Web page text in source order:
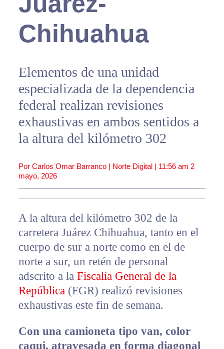
Chihuahua
Elementos de una unidad
especializada de la dependencia
federal realizan revisiones
exhaustivas en ambos sentidos a
la altura del kilómetro 302
Por Carlos Omar Barranco | Norte Digital | 11:56 am 2
mayo, 2026
A la altura del kilómetro 302 de la
carretera Juárez Chihuahua, tanto en el
cuerpo de sur a norte como en el de
norte a sur, un retén de personal
adscrito a la Fiscalía General de la
República(FGR) realizó revisiones
exhaustivas este fin de semana.
Con una camioneta tipo van, color
caqui, atravesada en forma diagonal